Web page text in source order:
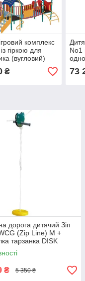
комплекс
гіркою для
(вугловий)
₴
No1
73
дорога дитячий Зіп
(Zip Line) M +
тарзанка DISK
₴ 5 350 ₴